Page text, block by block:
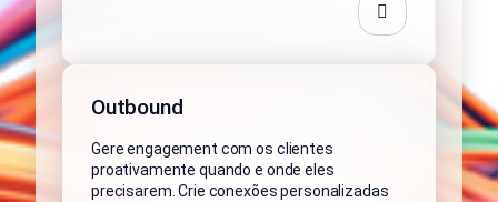
Outbound
Gere engagement com os clientes
proativamente quando e onde eles
precisarem. Crie conexões personalizadas